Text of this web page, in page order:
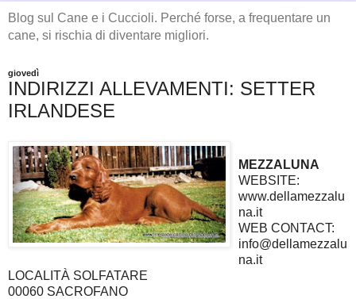
Blog sul Cane e i Cuccioli. Perché forse, a frequentare un
cane, si rischia di diventare migliori.
giovedì
INDIRIZZI ALLEVAMENTI: SETTER
IRLANDESE
MEZZALUNA
WEBSITE:
www.dellamezzalu
na.it
WEB CONTACT:
info@dellamezzalu
na.it
LOCALITÀ SOLFATARE
00060 SACROFANO